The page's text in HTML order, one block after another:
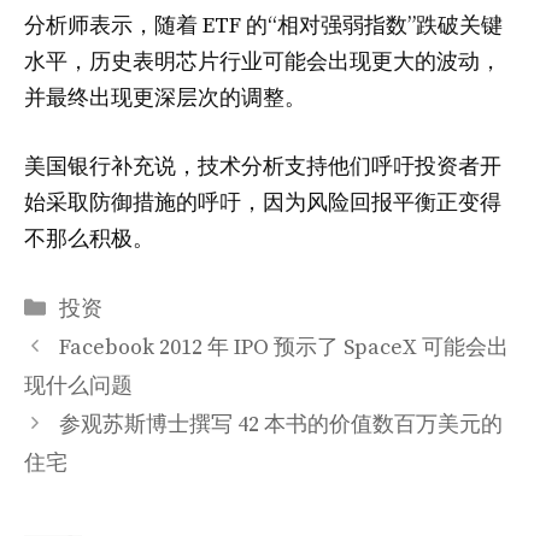
分析师表示，随着 ETF 的“相对强弱指数”跌破关键
水平，历史表明芯片行业可能会出现更大的波动，
并最终出现更深层次的调整。
美国银行补充说，技术分析支持他们呼吁投资者开
始采取防御措施的呼吁，因为风险回报平衡正变得
不那么积极。
分
类
投资
Facebook 2012 年 IPO 预示了 SpaceX 可能会出
现什么问题
参观苏斯博士撰写 42 本书的价值数百万美元的
住宅